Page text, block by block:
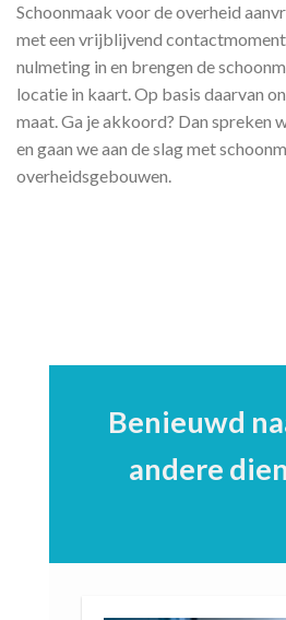
Schoonmaak voor de overheid
met een vrijblijvend
nulmeting in en brengen de
locatie in kaart. Op basis daarvan
maat. Ga je akkoord? Dan spreken
en gaan we aan de slag met
overheidsgebouwen.
Benieuwd
andere